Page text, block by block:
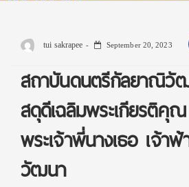
tui sakrapee September 20, 2023
สถาบันดนตรีกัลยาณิวั
สดุดีเฉลิมพระเกียรติคุ
พระเจ้าพี่นางเธอ เจ้า
วัฒนา